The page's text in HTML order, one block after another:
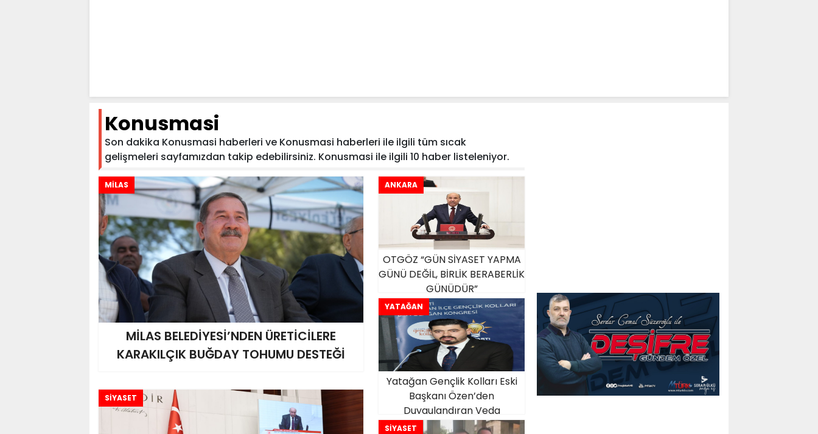
Konusmasi
Son dakika Konusmasi haberleri ve Konusmasi haberleri ile ilgili tüm sıcak
gelişmeleri sayfamızdan takip edebilirsiniz. Konusmasi ile ilgili 10 haber listeleniyor.
MİLAS
MİLAS BELEDİYESİ’NDEN ÜRETİCİLERE
KARAKILÇIK BUĞDAY TOHUMU DESTEĞİ
ANKARA
OTGÖZ “GÜN SİYASET YAPMA
GÜNÜ DEĞİL, BİRLİK BERABERLİK
GÜNÜDÜR”
YATAĞAN
Yatağan Gençlik Kolları Eski
Başkanı Özen’den
Duygulandıran Veda
Konuşması
SİYASET
SİYASET